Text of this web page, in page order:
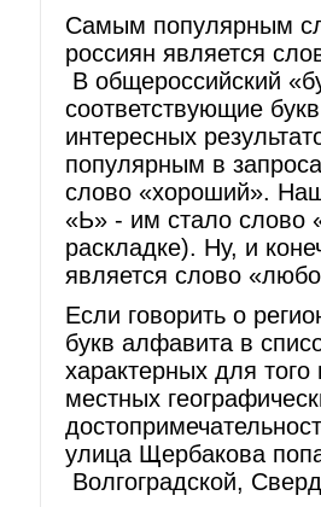
Самым популярным
россиян является
В общероссийский
соответствующие
интересных
популярным в
слово «хороший».
«Ь» - им стало слово
раскладке). Ну, и
является слово
Если говорить о
букв алфавита в
характерных для
местных
улица Щербакова
Волгоградской,